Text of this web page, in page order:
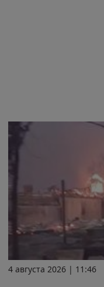
4 августа 2026 | 11:46